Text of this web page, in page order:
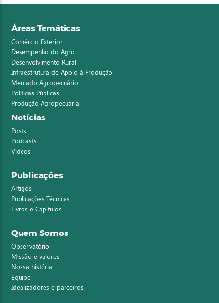
Áreas Temáticas
Comércio Exterior
Desempenho do Agro
Desenvolvimento Rural
Infraestrutura de Apoio à Produção
Mercado Agropecuário
Políticas Públicas
Produção Agropecuária
Notícias
Posts
Podcasts
Vídeos
Publicações
Artigos
Publicações Técnicas
Livros e Capítulos
Quem Somos
Observatório
Missão e valores
Nossa história
Equipe
Idealizadores e parceiros